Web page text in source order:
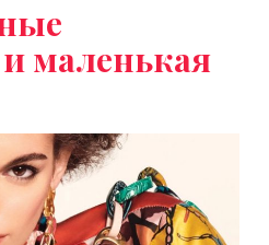
маленькая